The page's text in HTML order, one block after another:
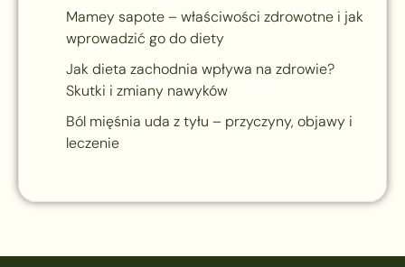
Mamey sapote – właściwości zdrowotne i jak
wprowadzić go do diety
Jak dieta zachodnia wpływa na zdrowie?
Skutki i zmiany nawyków
Ból mięśnia uda z tyłu – przyczyny, objawy i
leczenie